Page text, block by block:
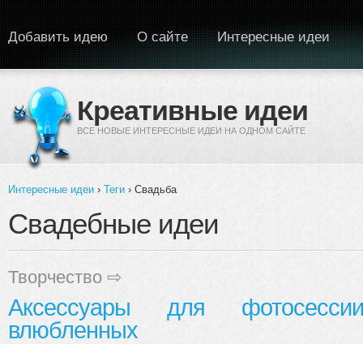
Креативные идеи
ВСЕ НОВЫЕ ИНТЕРЕСНЫЕ ИДЕИ НА ОДНОМ САЙТЕ
Добавить идею О сайте Интересные идеи
Вы здесь
Интересные идеи › Теги › Свадьба
Свадебные идеи
Творчество ⇨
Аксессуары для фотосессии
влюбленных